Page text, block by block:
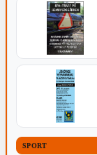
SPORT